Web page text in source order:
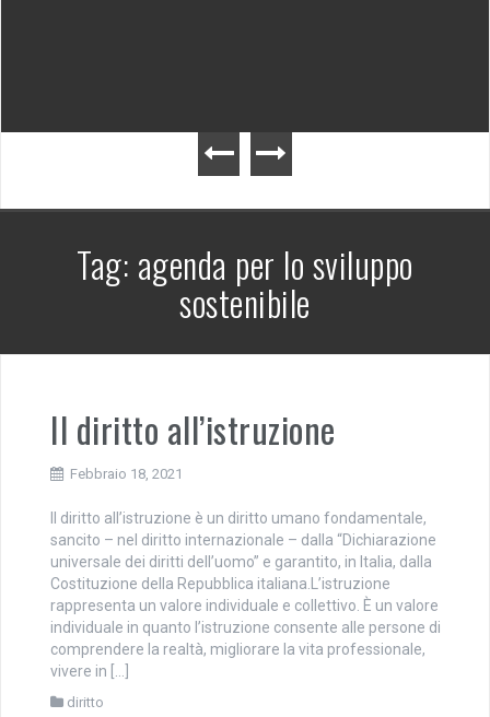
Tag: agenda per lo sviluppo
sostenibile
Il diritto all’istruzione
Febbraio 18, 2021
Il diritto all’istruzione è un diritto umano fondamentale,
sancito – nel diritto internazionale – dalla “Dichiarazione
universale dei diritti dell’uomo” e garantito, in Italia, dalla
Costituzione della Repubblica italiana.L’istruzione
rappresenta un valore individuale e collettivo. È un valore
individuale in quanto l’istruzione consente alle persone di
comprendere la realtà, migliorare la vita professionale,
vivere in […]
diritto